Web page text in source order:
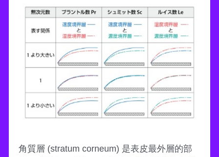
角質層 (stratum corneum) 是表皮最外層的部